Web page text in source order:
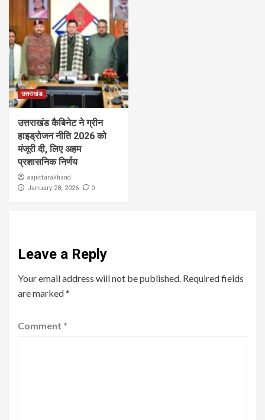
उत्तराखंड
उत्तराखंड कैबिनेट ने ग्रीन
हाइड्रोजन नीति 2026 को
मंजूरी दी, लिए अहम
प्रशासनिक निर्णय
aajuttarakhand
January 28, 2026 0
Leave a Reply
Your email address will not be published. Required fields
are marked*
Comment *